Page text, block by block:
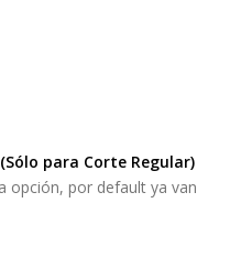
para Corte Regular)
opción, por default ya van